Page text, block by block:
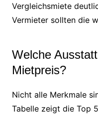
Vergleichsmiete
Vermieter sollten die
Welche
Mietpreis?
Nicht alle Merkmale
Tabelle zeigt die Top